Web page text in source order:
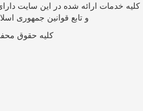
کلیه خدمات ارائه شده در این سایت
و تابع قوانین جمهوری
کلیه حقوق